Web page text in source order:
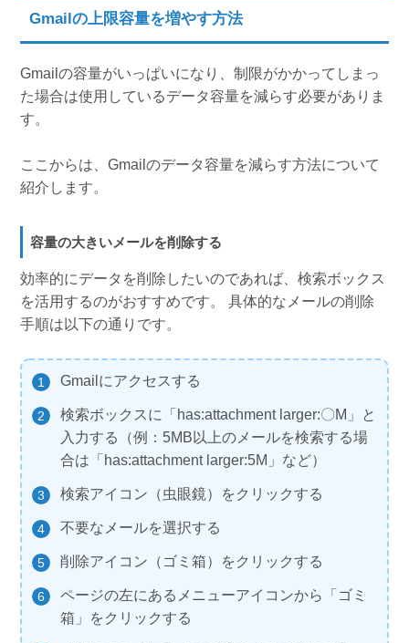
Gmailの上限容量を増やす方法
Gmailの容量がいっぱいになり、制限がかかってしまっ
た場合は使用しているデータ容量を減らす必要がありま
す。
ここからは、Gmailのデータ容量を減らす方法について
紹介します。
容量の大きいメールを削除する
効率的にデータを削除したいのであれば、検索ボックス
を活用するのがおすすめです。 具体的なメールの削除
手順は以下の通りです。
Gmailにアクセスする
検索ボックスに「has:attachment larger:〇M」と
入力する（例：5MB以上のメールを検索する場
合は「has:attachment larger:5M」など）
検索アイコン（虫眼鏡）をクリックする
不要なメールを選択する
削除アイコン（ゴミ箱）をクリックする
ページの左にあるメニューアイコンから「ゴミ
箱」をクリックする